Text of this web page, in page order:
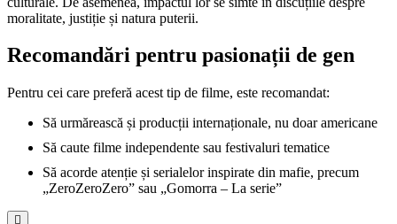
moralitate, justiție și natura puterii.
Recomandări pentru pasionații de gen
Pentru cei care preferă acest tip de filme, este recomandat:
Să urmărească și producții internaționale, nu doar americane
Să caute filme independente sau festivaluri tematice
Să acorde atenție și serialelor inspirate din mafie, precum
„ZeroZeroZero” sau „Gomorra – La serie”